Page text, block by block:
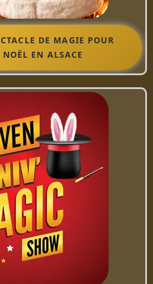
DE MAGIE POUR
NOËL EN ALSACE